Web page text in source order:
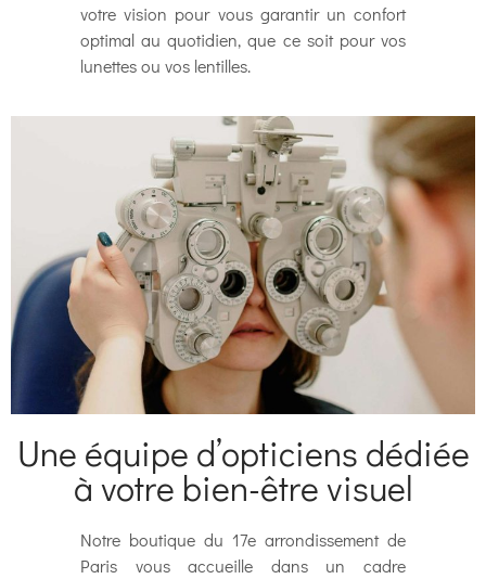
votre vision pour vous garantir un confort
optimal au quotidien, que ce soit pour vos
lunettes ou vos lentilles.
Une équipe d’opticiens dédiée
à votre bien-être visuel
Notre boutique du 17e arrondissement de
Paris vous accueille dans un cadre